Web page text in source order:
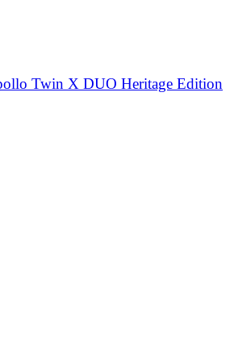
Twin X DUO Heritage Edition